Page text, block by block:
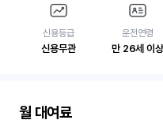
신용등급
신용무관
운전연령
만 26세 이상
월 대여료